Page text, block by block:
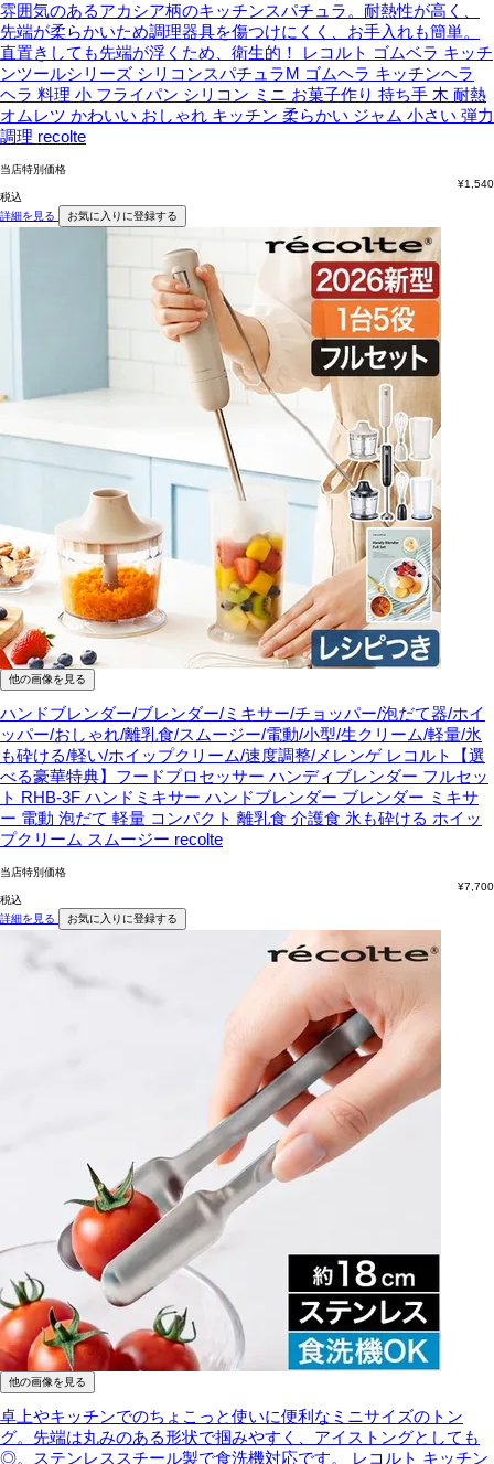
雰囲気のあるアカシア柄のキッチンスパチュラ。耐熱性が高く、
先端が柔らかいため調理器具を傷つけにくく、お手入れも簡単。
直置きしても先端が浮くため、衛生的！
レコルト ゴムベラ キッチ
ンツールシリーズ シリコンスパチュラM ゴムヘラ キッチンヘラ
ヘラ 料理 小 フライパン シリコン ミニ お菓子作り 持ち手 木 耐熱
オムレツ かわいい おしゃれ キッチン 柔らかい ジャム 小さい 弾力
調理 recolte
当店特別価格
¥1,540
税込
詳細を見る
お気に入りに登録する
他の画像を見る
ハンドブレンダー/ブレンダー/ミキサー/チョッパー/泡だて器/ホイ
ッパー/おしゃれ/離乳食/スムージー/電動/小型/生クリーム/軽量/氷
も砕ける/軽い/ホイップクリーム/速度調整/メレンゲ レコルト【選
べる豪華特典】フードプロセッサー ハンディブレンダー フルセッ
ト RHB-3F ハンドミキサー ハンドブレンダー ブレンダー ミキサ
ー 電動 泡だて 軽量 コンパクト 離乳食 介護食 氷も砕ける ホイッ
プクリーム スムージー recolte
当店特別価格
¥7,700
税込
詳細を見る
お気に入りに登録する
他の画像を見る
卓上やキッチンでのちょこっと使いに便利なミニサイズのトン
グ。先端は丸みのある形状で掴みやすく、アイストングとしても
◎。ステンレススチール製で食洗機対応です。
レコルト キッチン